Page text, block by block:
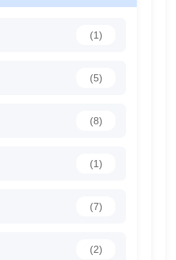
(1)
(5)
(8)
(1)
(7)
(2)